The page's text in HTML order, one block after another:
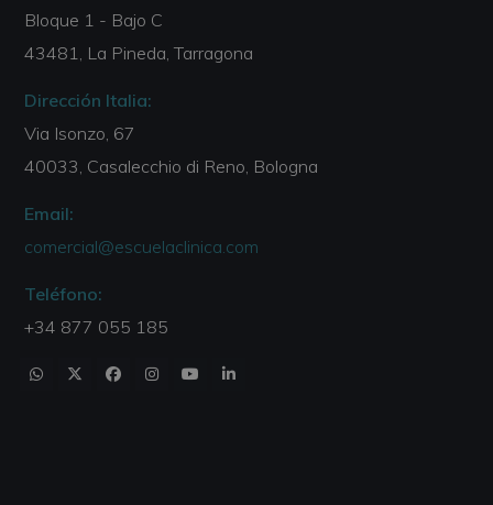
Bloque 1 - Bajo C
43481, La Pineda, Tarragona
Dirección Italia:
Via Isonzo, 67
40033, Casalecchio di Reno, Bologna
Email:
comercial@escuelaclinica.com
Teléfono:
+34 877 055 185